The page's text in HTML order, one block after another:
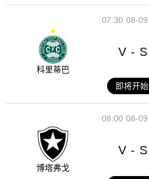
08-09
07:30
科里蒂巴
V - S
即将开始
08-09
08:00
博塔弗戈
V - S